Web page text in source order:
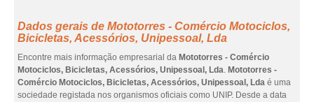
Dados gerais de Mototorres - Comércio Motociclos,
Bicicletas, Acessórios, Unipessoal, Lda
Encontre mais informação empresarial da Mototorres - Comércio
Motociclos, Bicicletas, Acessórios, Unipessoal, Lda. Mototorres -
Comércio Motociclos, Bicicletas, Acessórios, Unipessoal, Lda é uma
sociedade registada nos organismos oficiais como UNIP. Desde a data